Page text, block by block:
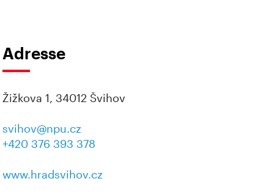
Adresse
Žižkova 1, 34012 Švihov
svihov@npu.cz
+420 376 393 378
www.hradsvihov.cz